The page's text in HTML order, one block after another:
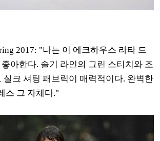
2017: "나는 이 에크하우스 라타 드
아한다. 솔기 라인의 그린 스티치와 조
실크 셔팅 패브릭이 매력적이다. 완벽한
스 그 자체다."